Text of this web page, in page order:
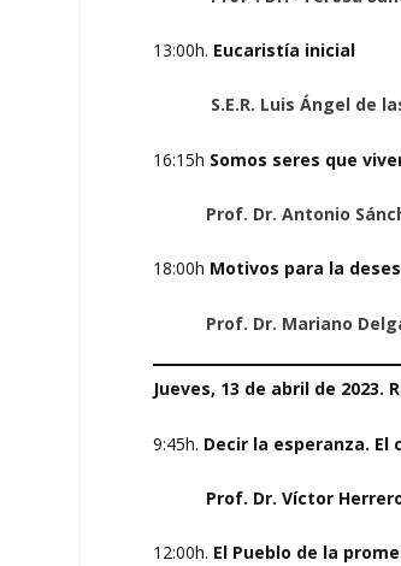
13:00h. Eucaristía inicial
S.E.R. Luis Ángel de
16:15h Somos seres que
Prof. Dr. Antonio
18:00h Motivos para la
Prof. Dr. Mariano
Jueves, 13 de abril de 2023.
9:45h. Decir la esperanza. El
Prof. Dr. Víctor
12:00h. El Pueblo de la